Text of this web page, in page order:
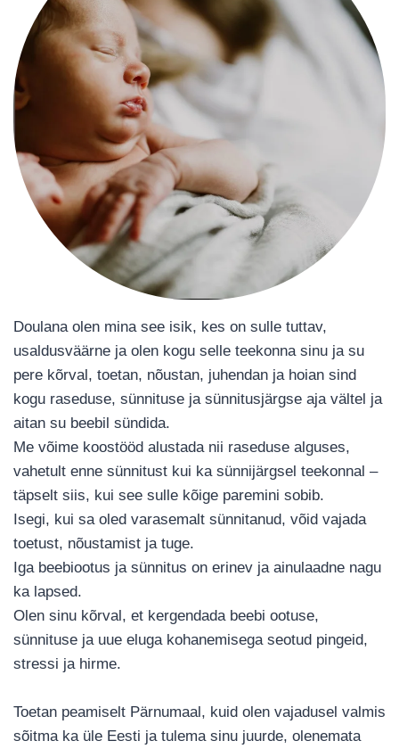
Doulana olen mina see isik, kes on sulle tuttav,
usaldusväärne ja olen kogu selle teekonna sinu ja su
pere kõrval, toetan, nõustan, juhendan ja hoian sind
kogu raseduse, sünnituse ja sünnitusjärgse aja vältel ja
aitan su beebil sündida.
Me võime koostööd alustada nii raseduse alguses,
vahetult enne sünnitust kui ka sünnijärgsel teekonnal –
täpselt siis, kui see sulle kõige paremini sobib.
Isegi, kui sa oled varasemalt sünnitanud, võid vajada
toetust, nõustamist ja tuge.
Iga beebiootus ja sünnitus on erinev ja ainulaadne nagu
ka lapsed.
Olen sinu kõrval, et kergendada beebi ootuse,
sünnituse ja uue eluga kohanemisega seotud pingeid,
stressi ja hirme.
Toetan peamiselt Pärnumaal, kuid olen vajadusel valmis
sõitma ka üle Eesti ja tulema sinu juurde, olenemata